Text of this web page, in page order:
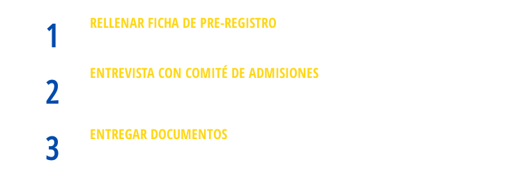
1 RELLENAR FICHA DE PRE-REGISTRO
2
ENTREVISTA CON COMITÉ DE ADMISIONES
3 ENTREGAR DOCUMENTOS